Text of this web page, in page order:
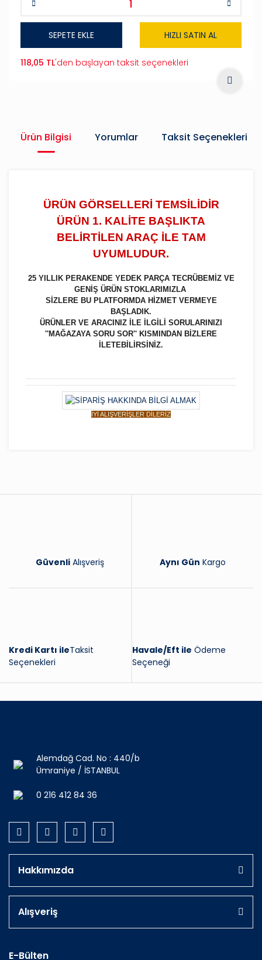
SEPETE EKLE HIZLI SATIN AL
118,05 TL'den başlayan taksit seçenekleri
Ürün Bilgisi Yorumlar Taksit Seçenekleri
ÜRÜN GÖRSELLERİ TEMSİLİDİR
ÜRÜN 1. KALİTE BAŞLIKTA
BELİRTİLEN ARAÇ İLE TAM
UYUMLUDUR.
25 YILLIK PERAKENDE YEDEK PARÇA TECRÜBEMİZ VE
GENİŞ ÜRÜN STOKLARIMIZLA
SİZLERE BU PLATFORMDA HİZMET VERMEYE
BAŞLADIK.
ÜRÜNLER VE ARACINIZ İLE İLGİLİ SORULARINIZI
''MAĞAZAYA SORU SOR'' KISMINDAN BİZLERE
İLETEBİLİRSİNİZ.
İYİ ALIŞVERİŞLER DİLERİZ
Güvenli Alışveriş Aynı Gün Kargo
Kredi Kartı ileTaksit
Seçenekleri
Havale/Eft ile Ödeme
Seçeneği
Alemdağ Cad. No : 440/b
Ümraniye / İSTANBUL
0 216 412 84 36
Hakkımızda
Alışveriş
E-Bülten